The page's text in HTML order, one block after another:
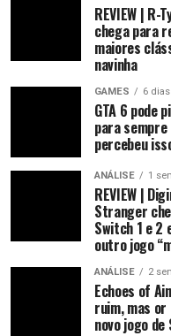
REVIEW | R-
chega para
maiores
navinha
GAMES 6
GTA 6 pode
para sempre
percebeu
ANÁLISE 1
REVIEW |
Stranger
Switch 1 e 2
outro jogo
ANÁLISE 2
Echoes of
ruim, mas or
novo jogo